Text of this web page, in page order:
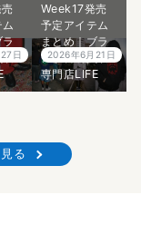
ラ
取日
Week17発売
予定アイテム
まとめ｜ブラ
ンド古着買取
専門店LIFE
2026年6月21日
る